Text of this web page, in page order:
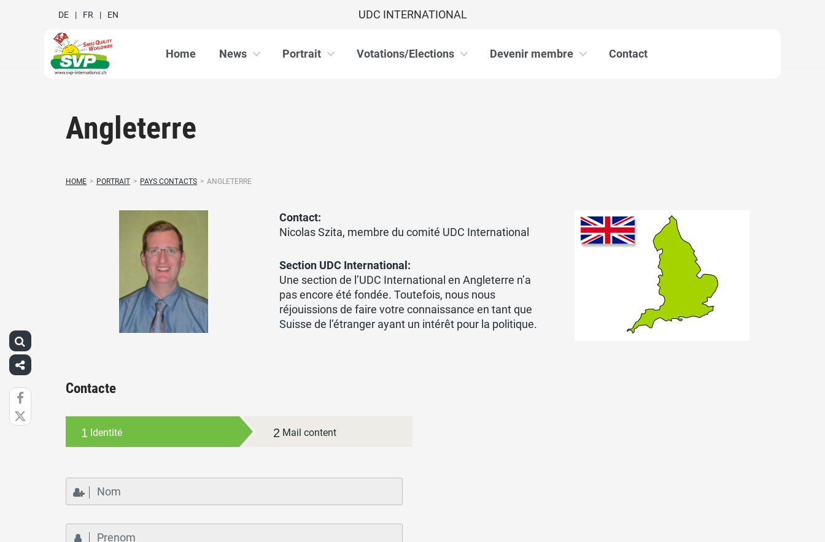
DE FR EN UDC INTERNATIONAL
Home News Portrait Votations/Elections Devenir membre Contact
Angleterre
HOME > PORTRAIT > PAYS CONTACTS > ANGLETERRE
Contact:
Nicolas Szita, membre du comité UDC International
Section UDC International:
Une section de l’UDC International en Angleterre n’a
pas encore été fondée. Toutefois, nous nous
réjouissions de faire votre connaissance en tant que
Suisse de l’étranger ayant un intérêt pour la politique.
Contacte
1 Identité 2 Mail content